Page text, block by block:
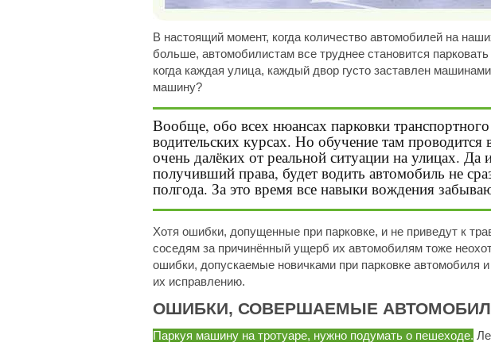
В настоящий момент, когда количество автомобилей на
больше, автомобилистам все труднее становится
когда каждая улица, каждый двор густо заставлен
машину?
Вообще, обо всех нюансах парковки
водительских курсах. Но обучение там проводится
очень далёких от реальной ситуации на улицах. Да
получивший права, будет водить автомобиль не
полгода. За это время все навыки вождения
Хотя ошибки, допущенные при парковке, и не приведут к
соседям за причинённый ущерб их автомобилям тоже
ошибки, допускаемые новичками при парковке автомобиля
их исправлению.
ОШИБКИ, СОВЕРШАЕМЫЕ
Паркуя машину на тротуаре, нужно подумать о пешеходе.